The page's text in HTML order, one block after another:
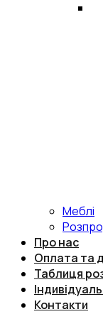
Меблі
Про нас
Оплата та
Таблиця
Контакти